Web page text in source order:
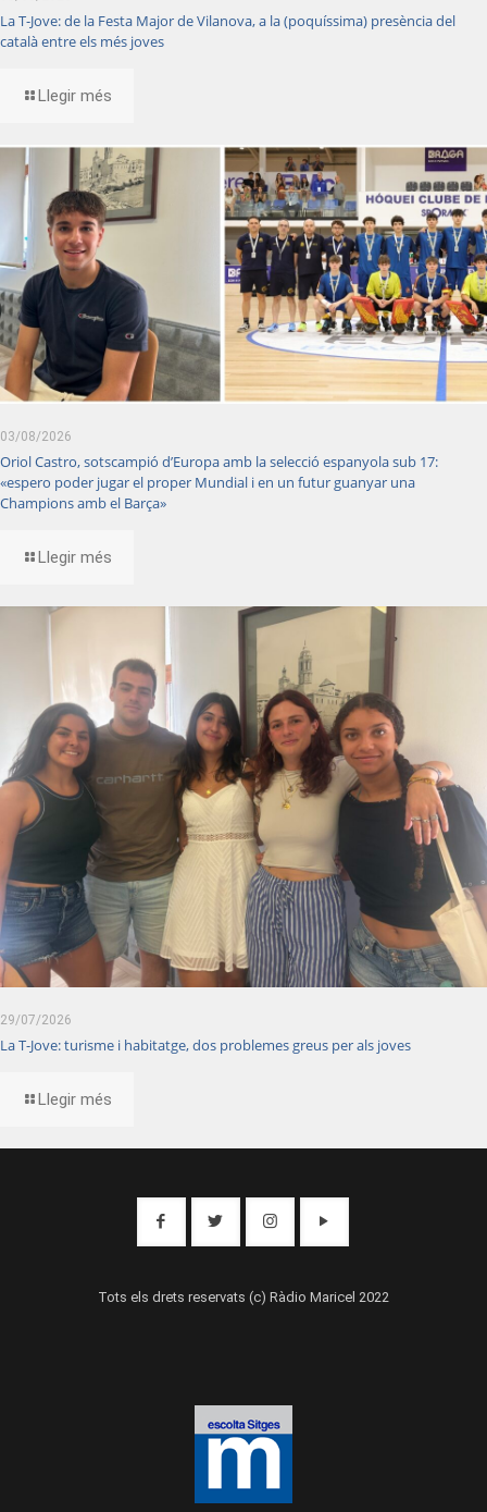
La T-Jove: de la Festa Major de Vilanova, a la (poquíssima) presència del
català entre els més joves
Llegir més
03/08/2026
Oriol Castro, sotscampió d’Europa amb la selecció espanyola sub 17:
«espero poder jugar el proper Mundial i en un futur guanyar una
Champions amb el Barça»
Llegir més
29/07/2026
La T-Jove: turisme i habitatge, dos problemes greus per als joves
Llegir més
Tots els drets reservats (c) Ràdio Maricel 2022